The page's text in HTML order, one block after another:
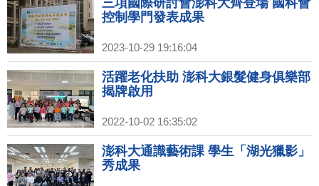
三項國際研討會澎科大齊登場 國科會
控制學門發表成果
2023-10-29 19:16:04
活躍老化扶助 澎科大銀髮健身俱樂部
揭牌啟用
2022-10-02 16:35:02
澎科大通識藝術課 學生「湖光獵影」
秀成果